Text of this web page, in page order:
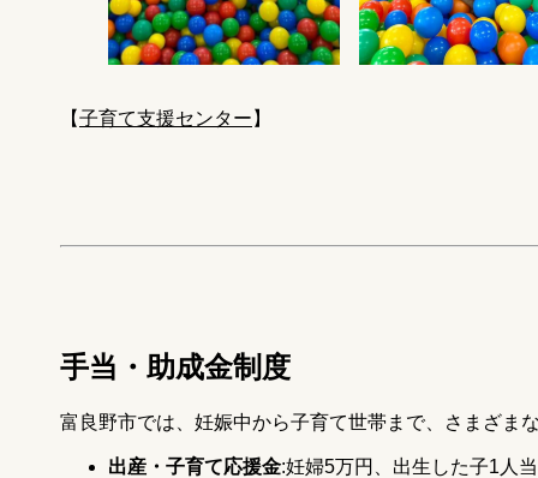
【子育て支援センター 】
手当・助成金制度
富良野市では、妊娠中から子育て世帯まで、さまざま
出産・子育て応援金:妊婦5万円、出生した子1人